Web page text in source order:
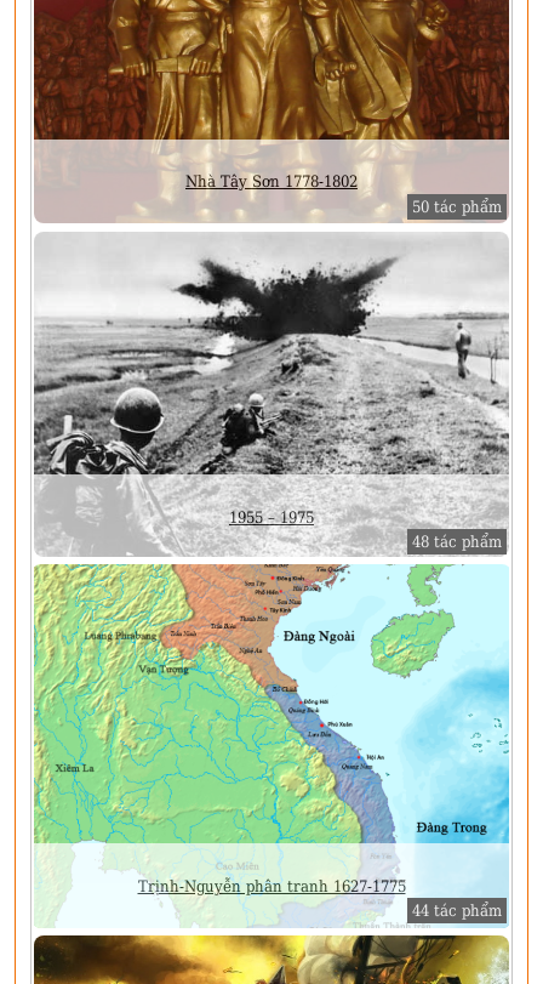
Nhà Tây Sơn 1778-1802
50 tác phẩm
1955 – 1975
48 tác phẩm
Trịnh-Nguyễn phân tranh 1627-1775
44 tác phẩm